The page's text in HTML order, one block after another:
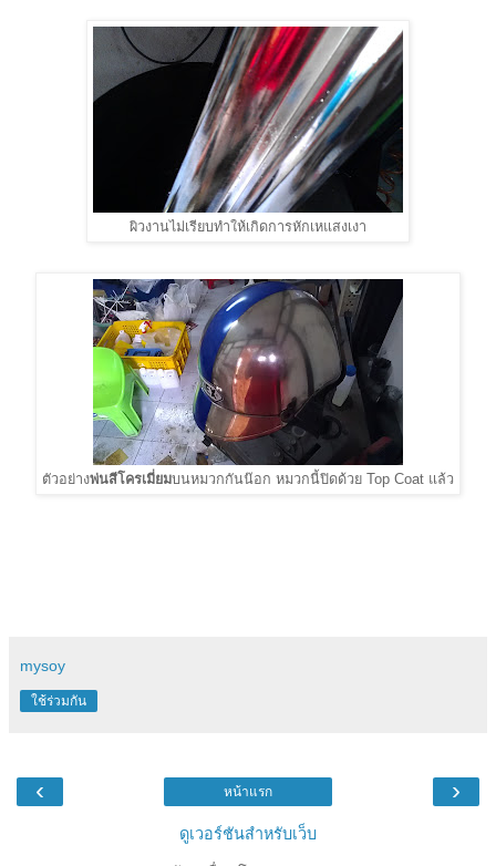
ผิวงานไม่เรียบทำให้เกิดการหักเหแสงเงา
ตัวอย่างพ่นสีโครเมี่ยมบนหมวกกันน๊อก หมวกนี้ปิดด้วย Top Coat แล้ว
mysoy
ใช้ร่วมกัน
‹ ›
หน้าแรก
ดูเวอร์ชันสำหรับเว็บ